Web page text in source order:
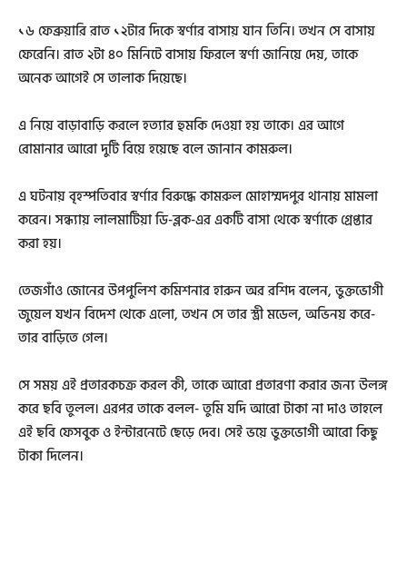
১৬ ফেব্রুয়ারি রাত ১২টার দিকে স্বর্ণার বাসায় যান তিনি। তখন সে বাসায়
ফেরেনি। রাত ২টা ৪০ মিনিটে বাসায় ফিরলে স্বর্ণা জানিয়ে দেয়, তাকে
অনেক আগেই সে তালাক দিয়েছে।
এ নিয়ে বাড়াবাড়ি করলে হত্যার হুমকি দেওয়া হয় তাকে। এর আগে
রোমানার আরো দুটি বিয়ে হয়েছে বলে জানান কামরুল।
এ ঘটনায় বৃহস্পতিবার স্বর্ণার বিরুদ্ধে কামরুল মোহাম্মদপুর থানায় মামলা
করেন। সন্ধ্যায় লালমাটিয়া ডি-ব্লক-এর একটি বাসা থেকে স্বর্ণাকে গ্রেপ্তার
করা হয়।
তেজগাঁও জোনের উপপুলিশ কমিশনার হারুন অর রশিদ বলেন, ভুক্তভোগী
জুয়েল যখন বিদেশ থেকে এলো, তখন সে তার স্ত্রী মডেল, অভিনয় করে-
তার বাড়িতে গেল।
সে সময় এই প্রতারকচক্র করল কী, তাকে আরো প্রতারণা করার জন্য উলঙ্গ
করে ছবি তুলল। এরপর তাকে বলল- তুমি যদি আরো টাকা না দাও তাহলে
এই ছবি ফেসবুক ও ইন্টারনেটে ছেড়ে দেব। সেই ভয়ে ভুক্তভোগী আরো কিছু
টাকা দিলেন।